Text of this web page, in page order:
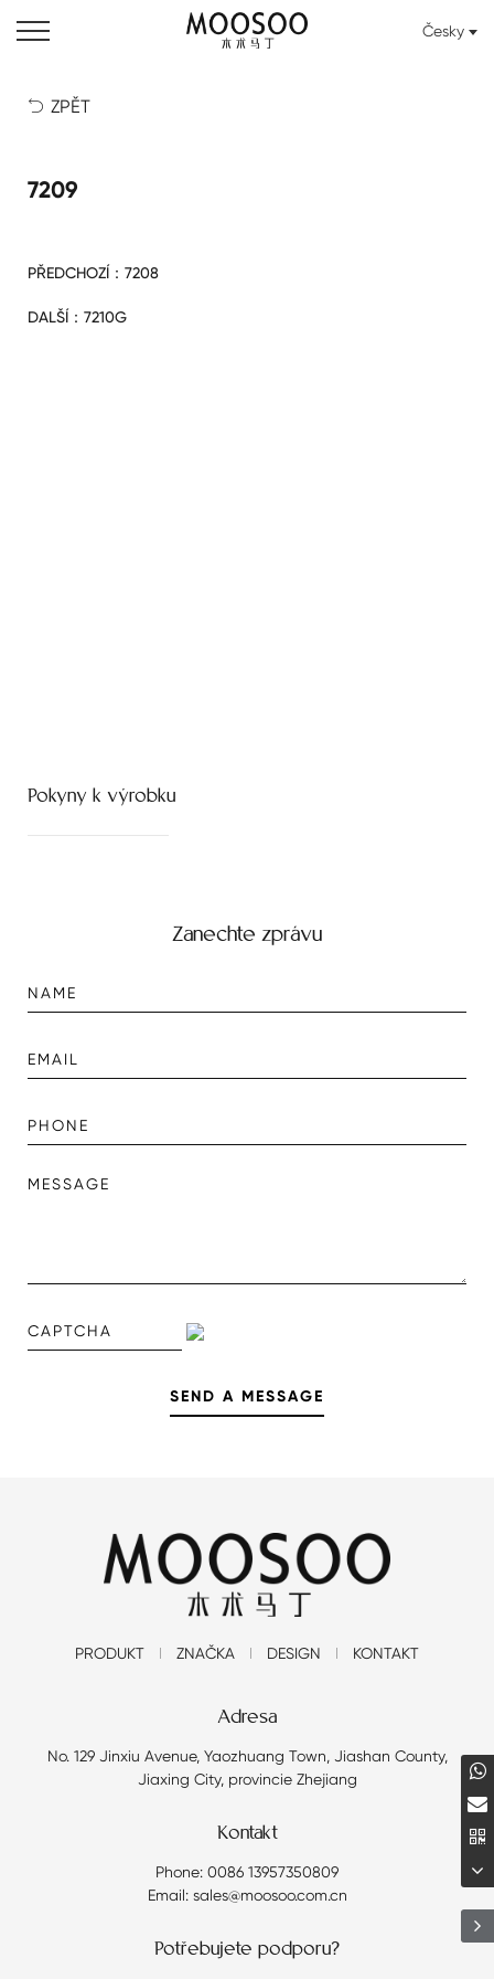
Česky
 ZPĚT
7209
PŘEDCHOZÍ： 7208
DALŠÍ： 7210G
Pokyny k výrobku
Zanechte zprávu
PRODUKT ZNAČKA DESIGN KONTAKT
Adresa
No. 129 Jinxiu Avenue, Yaozhuang Town, Jiashan County,
Jiaxing City, provincie Zhejiang
Kontakt
Phone: 0086 13957350809
Email: sales@moosoo.com.cn
Potřebujete podporu?